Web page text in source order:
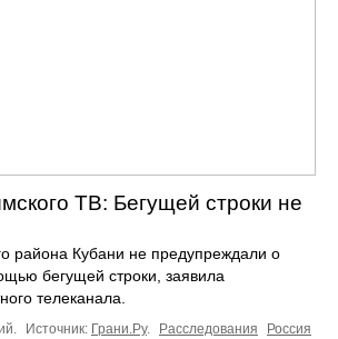
ТВ: Бегущей строки не
района Кубани не предупреждали о
бегущей строки, заявила
телеканала.
Источник: Грани.Ру. Расследования
Россия